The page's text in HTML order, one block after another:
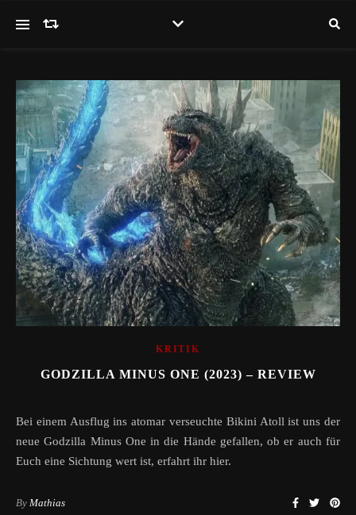
KRITIK
GODZILLA MINUS ONE (2023) – REVIEW
Bei einem Ausflug ins atomar verseuchte Bikini Atoll ist uns der
neue Godzilla Minus One in die Hände gefallen, ob er auch für
Euch eine Sichtung wert ist, erfahrt ihr hier.
By Mathias